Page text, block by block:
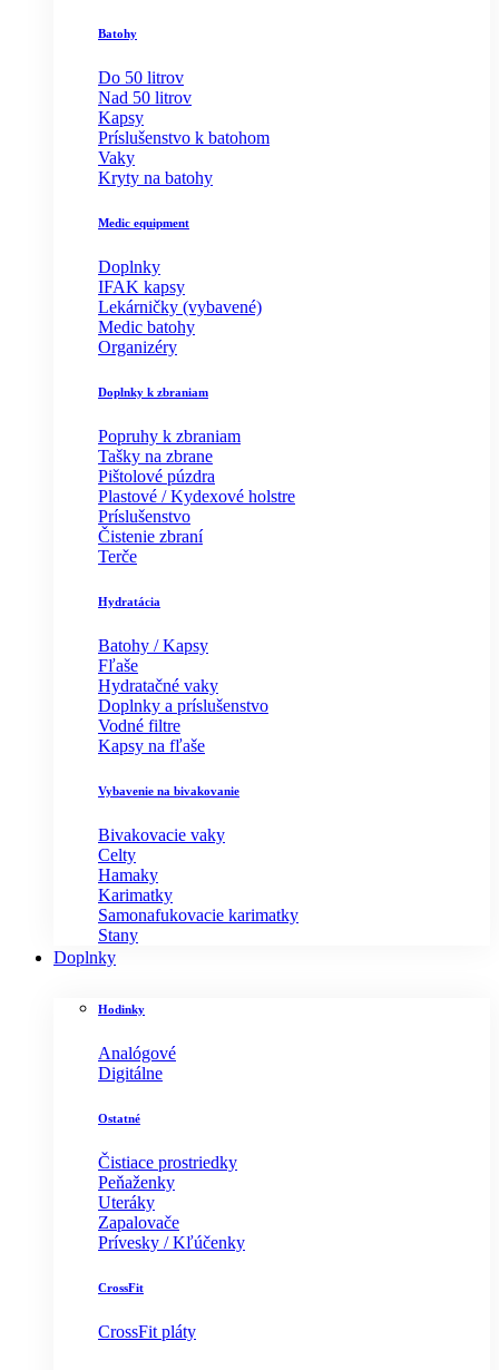
Batohy
Do 50 litrov
Nad 50 litrov
Kapsy
Príslušenstvo k batohom
Vaky
Kryty na batohy
Medic equipment
Doplnky
IFAK kapsy
Lekárničky (vybavené)
Medic batohy
Organizéry
Doplnky k zbraniam
Popruhy k zbraniam
Tašky na zbrane
Pištolové púzdra
Plastové / Kydexové holstre
Príslušenstvo
Čistenie zbraní
Terče
Hydratácia
Batohy / Kapsy
Fľaše
Hydratačné vaky
Doplnky a príslušenstvo
Vodné filtre
Kapsy na fľaše
Vybavenie na bivakovanie
Bivakovacie vaky
Celty
Hamaky
Karimatky
Samonafukovacie karimatky
Stany
Doplnky
Hodinky
Analógové
Digitálne
Ostatné
Čistiace prostriedky
Peňaženky
Uteráky
Zapalovače
Prívesky / Kľúčenky
CrossFit
CrossFit pláty